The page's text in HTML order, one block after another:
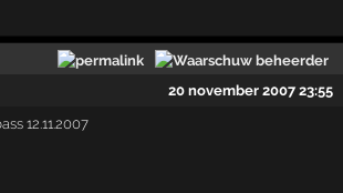
20 november 2007 23:55
12.11.2007